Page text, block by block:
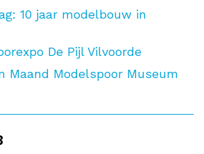
10 jaar modelbouw in
De Pijl Vilvoorde
Maand Modelspoor Museum